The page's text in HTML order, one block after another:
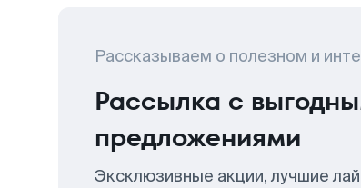
Рассказываем о полезном и
Рассылка с
предложениями
Эксклюзивные акции, лучшие